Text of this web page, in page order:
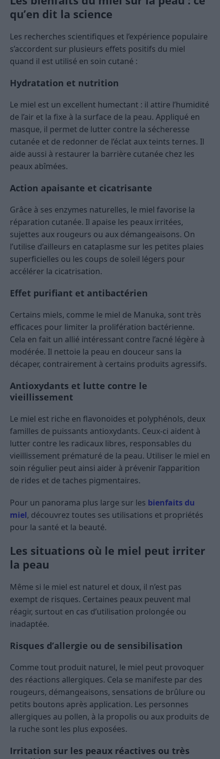
qu’en dit la science
Les recherches scientifiques et l’expérience populaire
s’accordent sur plusieurs effets positifs du miel
quand il est utilisé en soin cutané :
Hydratation et nutrition
Le miel est un excellent humectant : il attire l’humidité
de l’air et la fixe à la surface de la peau. Appliqué en
masque, il permet de lutter contre la sécheresse
cutanée et de redonner de l’éclat aux teints ternes. Il
aide aussi à restaurer la barrière cutanée chez les
peaux abîmées.
Action apaisante et cicatrisante
Grâce à ses enzymes naturelles, le miel favorise la
réparation cutanée. Il apaise les peaux irritées,
sujettes aux rougeurs ou aux démangeaisons. On
l’utilise d’ailleurs en cataplasme sur les petites plaies
superficielles ou les coups de soleil légers pour
accélérer la cicatrisation.
Effet purifiant et antibactérien
Certains miels, comme le miel de Manuka, sont très
efficaces pour limiter la prolifération bactérienne.
Cela en fait un allié intéressant contre l’acné légère à
modérée. Il nettoie la peau en douceur sans la
décaper, contrairement à certains produits agressifs.
Antioxydants et lutte contre le
vieillissement
Le miel est riche en flavonoïdes et polyphénols, deux
familles de puissants antioxydants. Ceux-ci aident à
lutter contre les radicaux libres, responsables du
vieillissement prématuré de la peau. Utiliser le miel en
soin régulier peut ainsi aider à prévenir l’apparition
de rides et de taches pigmentaires.
Pour un panorama plus large sur les bienfaits du
miel, découvrez toutes ses utilisations et propriétés
pour la santé et la beauté.
Les situations où le miel peut irriter
la peau
Même si le miel est naturel et doux, il n’est pas
exempt de risques. Certaines peaux peuvent mal
réagir, surtout en cas d’utilisation prolongée ou
inadaptée.
Risques d’allergie ou de sensibilisation
Comme tout produit naturel, le miel peut provoquer
des réactions allergiques. Cela se manifeste par des
rougeurs, démangeaisons, sensations de brûlure ou
petits boutons après application. Les personnes
allergiques au pollen, à la propolis ou aux produits de
la ruche sont les plus exposées.
Irritation sur les peaux réactives ou très